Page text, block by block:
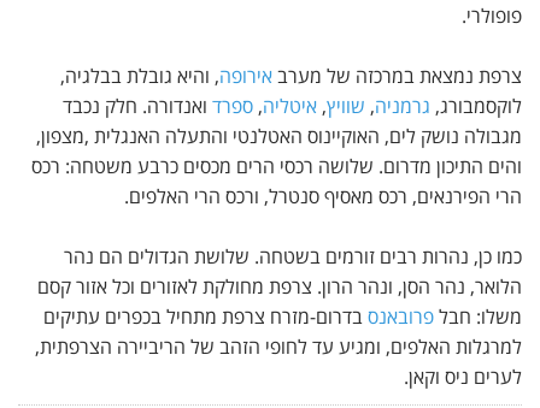
פופולרי.
צרפת נמצאת במרכזה של מערבאירופה, והיא גובלת בבלגיה,
לוקסמבורג, גרמניה, שוויץ, איטליה, ספרד ואנדורה. חלק נכבד
מגבולה נושק לים, האוקיינוס האטלנטי והתעלה האנגלית ,מצפון,
והים התיכון מדרום. שלושה רכסי הרים מכסים כרבע משטחה: רכס
הרי הפירנאים, רכס מאסיף סנטרל, ורכס הרי האלפים.
כמו כן, נהרות רבים זורמים בשטחה. שלושת הגדולים הם נהר
הלואר, נהר הסן, ונהר הרון. צרפת מחולקת לאזורים וכל אזור קסם
משלו: חבלפרובאנסבדרום-מזרח צרפת מתחיל בכפרים עתיקים
למרגלות האלפים, ומגיע עד לחופי הזהב של הריביירה הצרפתית,
לערים ניס וקאן.